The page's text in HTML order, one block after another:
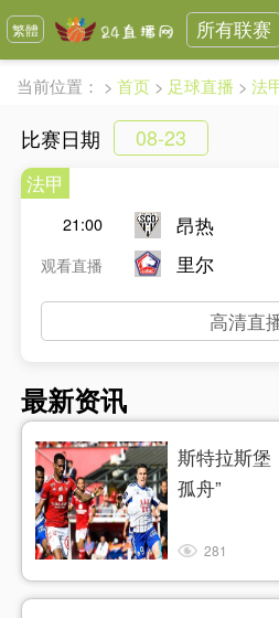
繁體 所有联赛
当前位置： > 首页 > 足球直播 > 法
比赛日期 08-23
法甲
21:00
观看直播
昂热
里尔
高清直
最新资讯
斯特拉斯堡
孤舟”
281